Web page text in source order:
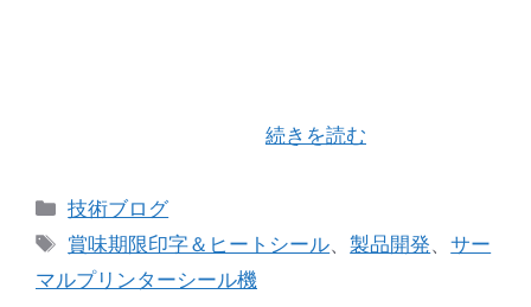
続きを読む
カ
テ
リ
技術ブログ
タ
グ
賞味期限印字＆ヒートシール、製品開発、サー
マルプリンターシール機